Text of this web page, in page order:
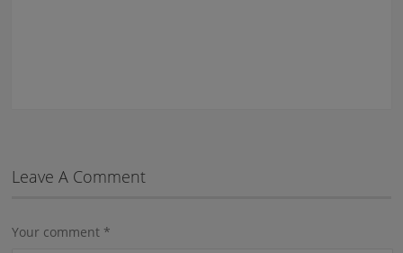
Leave A Comment
Your comment *